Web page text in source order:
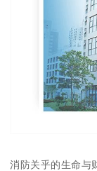
消防关乎的生命与